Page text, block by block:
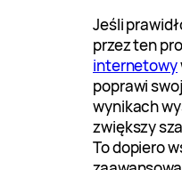
Jeśli
przez ten
internetowy
poprawi
wynikach
zwiększy
To dopiero